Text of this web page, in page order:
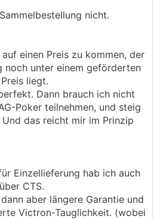
nicht.
einen Preis zu kommen, der
noch unter einem geförderten
liegt.
Dann brauch ich nicht
Poker teilnehmen, und steig
das reicht mir im Prinzip
Einzellieferung hab ich auch
CTS.
aber längere Garantie und
Victron-Tauglichkeit. (wobei